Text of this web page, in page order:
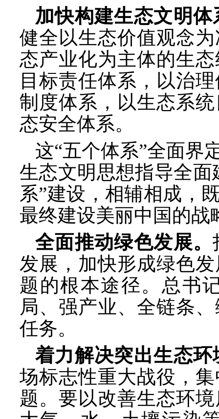
加快构建生态文明体
健全以生态价值观念
态产业化为主体的生
目标责任体系，以治
制度体系，以生态系
态安全体系。
这“五个体系”全面界
生态文明思想指导全
系”建设，相辅相成，
最终建设美丽中国的战
全面推动绿色发展。
发展，加快形成绿色
题的根本途径。总书
局、强产业、全链条
任务。
着力解决突出生态环
场标志性重大战役，
题。要以改善生态环